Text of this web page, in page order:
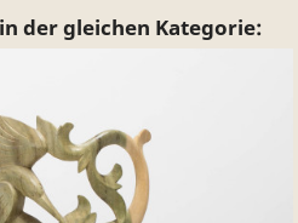
der gleichen Kategorie: